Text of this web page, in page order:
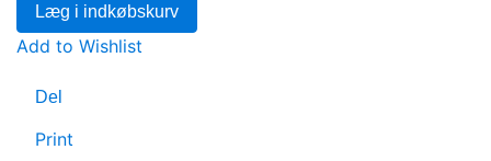
Læg i indkøbskurv
Add to Wishlist
Del
Print